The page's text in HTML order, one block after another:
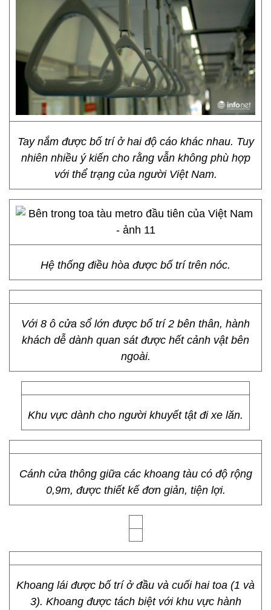
Tay nắm được bố trí ở hai độ cáo khác nhau. Tuy
nhiên nhiều ý kiến cho rằng vẫn không phù hợp
với thể trạng của người Việt Nam.
Hệ thống điều hòa được bố trí trên nóc.
khách dễ dành quan sát được hết cảnh vật bên
ngoài.